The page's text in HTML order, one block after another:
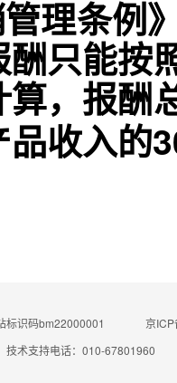
理条例
只能按
算，报酬
品收入的
标识码bm22000001
京
技术支持电话：010-67801960